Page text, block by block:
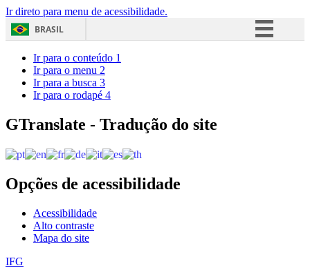
Ir direto para menu de acessibilidade.
BRASIL
Acesso à informação
Ir para o conteúdo 1
Ir para o menu 2
Ir para a busca 3
Ir para o rodapé 4
GTranslate - Tradução do site
Opções de acessibilidade
Acessibilidade
Alto contraste
Mapa do site
IFG